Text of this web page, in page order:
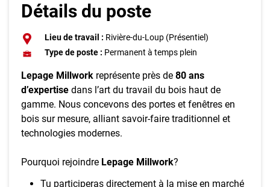
Détails du poste
Lieu de travail : Rivière-du-Loup (Présentiel)
Type de poste : Permanent à temps plein
Lepage Millwork représente près de 80 ans
d’expertise dans l’art du travail du bois haut de
gamme. Nous concevons des portes et fenêtres en
bois sur mesure, alliant savoir-faire traditionnel et
technologies modernes.
Pourquoi rejoindre Lepage Millwork?
Tu participeras directement à la mise en marché